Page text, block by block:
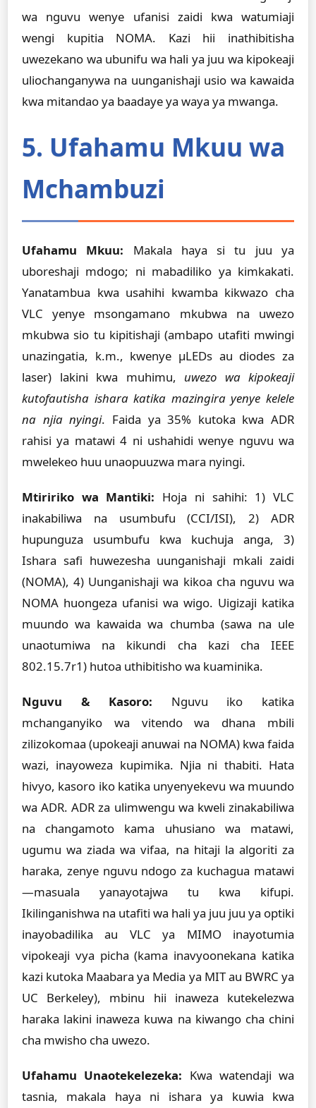
wa nguvu wenye ufanisi zaidi kwa watumiaji
wengi kupitia NOMA. Kazi hii inathibitisha
uwezekano wa ubunifu wa hali ya juu wa kipokeaji
uliochanganywa na uunganishaji usio wa kawaida
kwa mitandao ya baadaye ya waya ya mwanga.
5. Ufahamu Mkuu wa
Mchambuzi
Ufahamu Mkuu: Makala haya si tu juu ya
uboreshaji mdogo; ni mabadiliko ya kimkakati.
Yanatambua kwa usahihi kwamba kikwazo cha
VLC yenye msongamano mkubwa na uwezo
mkubwa sio tu kipitishaji (ambapo utafiti mwingi
unazingatia, k.m., kwenye µLEDs au diodes za
laser) lakini kwa muhimu, uwezo wa kipokeaji
kutofautisha ishara katika mazingira yenye kelele
na njia nyingi. Faida ya 35% kutoka kwa ADR
rahisi ya matawi 4 ni ushahidi wenye nguvu wa
mwelekeo huu unaopuuzwa mara nyingi.
Mtiririko wa Mantiki: Hoja ni sahihi: 1) VLC
inakabiliwa na usumbufu (CCI/ISI), 2) ADR
hupunguza usumbufu kwa kuchuja anga, 3)
Ishara safi huwezesha uunganishaji mkali zaidi
(NOMA), 4) Uunganishaji wa kikoa cha nguvu wa
NOMA huongeza ufanisi wa wigo. Uigizaji katika
muundo wa kawaida wa chumba (sawa na ule
unaotumiwa na kikundi cha kazi cha IEEE
802.15.7r1) hutoa uthibitisho wa kuaminika.
Nguvu & Kasoro: Nguvu iko katika
mchanganyiko wa vitendo wa dhana mbili
zilizokomaa (upokeaji anuwai na NOMA) kwa faida
wazi, inayoweza kupimika. Njia ni thabiti. Hata
hivyo, kasoro iko katika unyenyekevu wa muundo
wa ADR. ADR za ulimwengu wa kweli zinakabiliwa
na changamoto kama uhusiano wa matawi,
ugumu wa ziada wa vifaa, na hitaji la algoriti za
haraka, zenye nguvu ndogo za kuchagua matawi
—masuala yanayotajwa tu kwa kifupi.
Ikilinganishwa na utafiti wa hali ya juu juu ya optiki
inayobadilika au VLC ya MIMO inayotumia
vipokeaji vya picha (kama inavyoonekana katika
kazi kutoka Maabara ya Media ya MIT au BWRC ya
UC Berkeley), mbinu hii inaweza kutekelezwa
haraka lakini inaweza kuwa na kiwango cha chini
cha mwisho cha uwezo.
Ufahamu Unaotekelezeka: Kwa watendaji wa
tasnia, makala haya ni ishara ya kuwia kwa